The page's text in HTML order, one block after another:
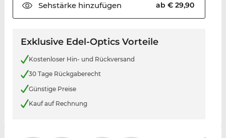
Sehstärkehinzufügen ab € 29,90
Exklusive Edel-Optics Vorteile
Kostenloser Hin- und Rückversand
30 Tage Rückgaberecht
Günstige Preise
Kauf auf Rechnung